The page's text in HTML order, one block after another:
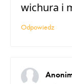
wichura i
Odpowiedz